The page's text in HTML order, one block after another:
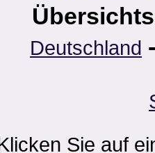
Deutschland
Sie auf